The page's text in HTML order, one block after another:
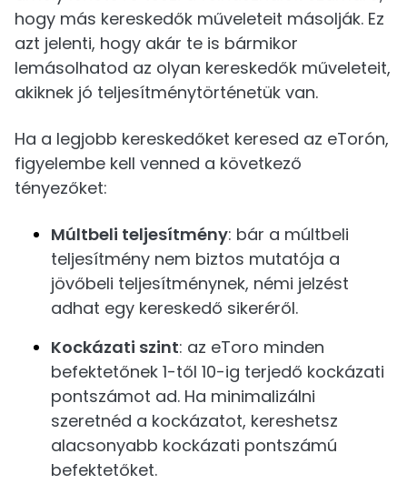
hogy más kereskedők műveleteit másolják. Ez
azt jelenti, hogy akár te is bármikor
lemásolhatod az olyan kereskedők műveleteit,
akiknek jó teljesítménytörténetük van.
Ha a legjobb kereskedőket keresed az eTorón,
figyelembe kell venned a következő
tényezőket:
Múltbeli teljesítmény: bár a múltbeli
teljesítmény nem biztos mutatója a
jövőbeli teljesítménynek, némi jelzést
adhat egy kereskedő sikeréről.
Kockázati szint: az eToro minden
befektetőnek 1-től 10-ig terjedő kockázati
pontszámot ad. Ha minimalizálni
szeretnéd a kockázatot, kereshetsz
alacsonyabb kockázati pontszámú
befektetőket.